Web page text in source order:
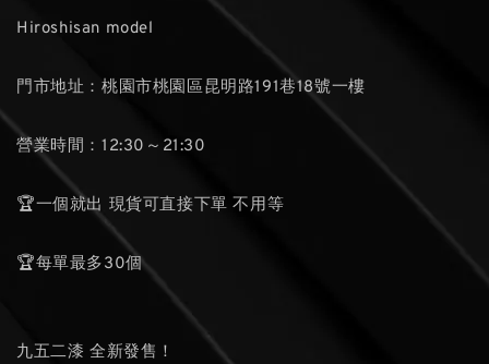
Hiroshisan model
門市地址：桃園市桃園區昆明路191巷18號一樓
營業時間：12:30～21:30
🏆一個就出 現貨可直接下單 不用等
🏆每單最多30個
九五二漆 全新發售！